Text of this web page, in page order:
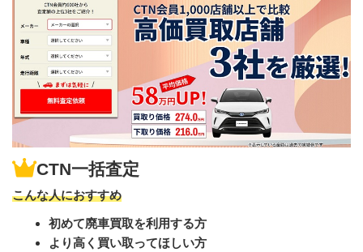
CTN一括査定
こんな人におすすめ
初めて廃車買取を利用する方
より高く買い取ってほしい方